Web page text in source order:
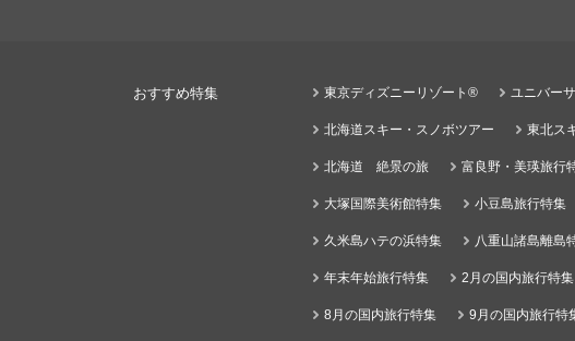
おすすめ特集 東京ディズニーリゾート® ユニバー
北海道スキー・スノボツアー 東北ス
北海道 絶景の旅 富良野・美瑛旅行
大塚国際美術館特集 小豆島旅行特集
久米島ハテの浜特集 八重山諸島離島
年末年始旅行特集 2月の国内旅行特集
8月の国内旅行特集 9月の国内旅行特